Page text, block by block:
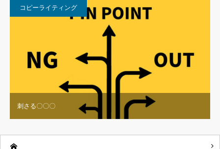
コピーライティング
刺さる〇〇〇